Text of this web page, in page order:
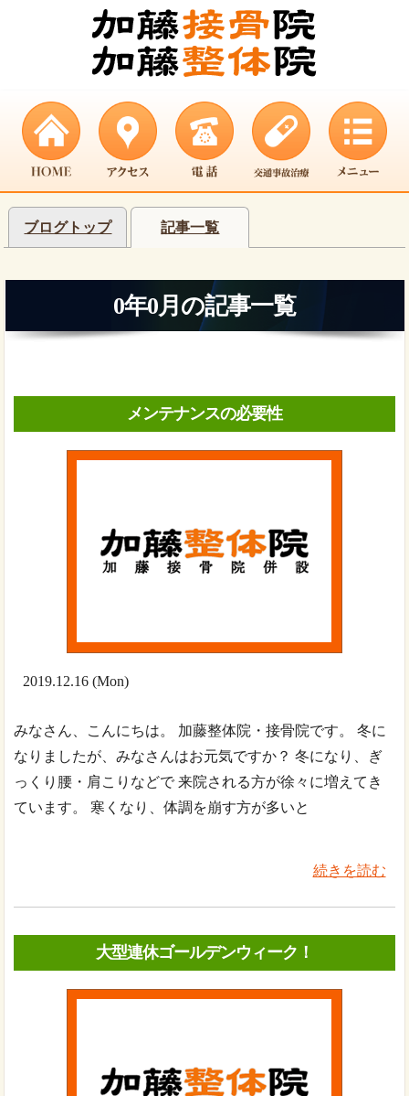
ブログトップ 記事一覧
0年0月の記事一覧
メンテナンスの必要性
2019.12.16 (Mon)
みなさん、こんにちは。 加藤整体院・接骨院です。 冬に
なりましたが、みなさんはお元気ですか？ 冬になり、ぎ
っくり腰・肩こりなどで 来院される方が徐々に増えてき
ています。 寒くなり、体調を崩す方が多いと
続きを読む
大型連休ゴールデンウィーク！